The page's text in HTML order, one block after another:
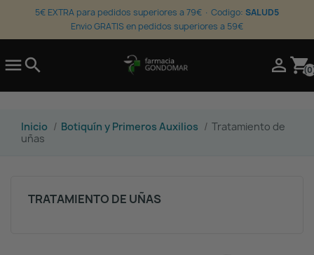
5€ EXTRA para pedidos superiores a 79€ · Codigo: SALUD5
Envio GRATIS en pedidos superiores a 59€
search  shopping_cart
Inicio Botiquín y Primeros Auxilios
Tratamiento de
uñas
TRATAMIENTO DE UÑAS